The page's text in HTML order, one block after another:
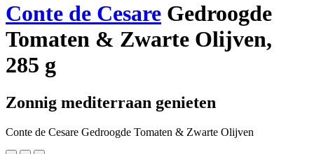
Conte de Cesare Gedroogde
Tomaten & Zwarte Olijven,
285 g
Zonnig mediterraan genieten
Conte de Cesare Gedroogde Tomaten & Zwarte Olijven